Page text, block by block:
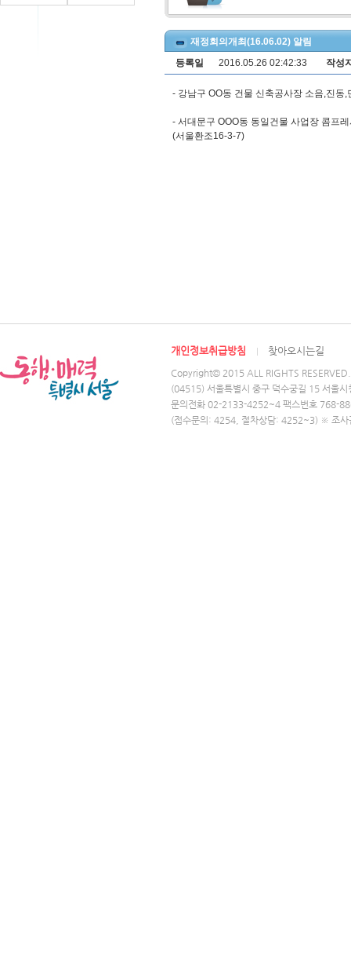
재정회의개최(16.06.02) 알림
등록일
2016.05.26 02:42:33 작성
- 강남구 OO동 건물 신축공사장 소음,진
- 서대문구 OOO동 동일건물 사업장 콤프
(서울환조16-3-7)
개인정보취급방침 찾아오시는길
Copyright© 2015 ALL RIGHTS RESERVED.
(04515) 서울특별시 중구 덕수궁길 15 서울
문의전화 02-2133-4252~4 팩스번호 768-
(접수문의: 4254, 절차상담: 4252~3) ※ 조사